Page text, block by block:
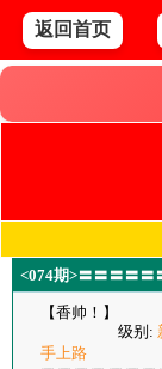
返回首页
<074期>〓〓〓〓〓
【香帅！】
级别:
手上路